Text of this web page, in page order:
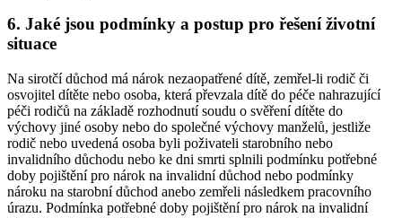
6. Jaké jsou podmínky a postup pro řešení životní
situace
Na sirotčí důchod má nárok nezaopatřené dítě, zemřel-li rodič či
osvojitel dítěte nebo osoba, která převzala dítě do péče nahrazující
péči rodičů na základě rozhodnutí soudu o svěření dítěte do
výchovy jiné osoby nebo do společné výchovy manželů, jestliže
rodič nebo uvedená osoba byli poživateli starobního nebo
invalidního důchodu nebo ke dni smrti splnili podmínku potřebné
doby pojištění pro nárok na invalidní důchod nebo podmínky
nároku na starobní důchod anebo zemřeli následkem pracovního
úrazu. Podmínka potřebné doby pojištění pro nárok na invalidní